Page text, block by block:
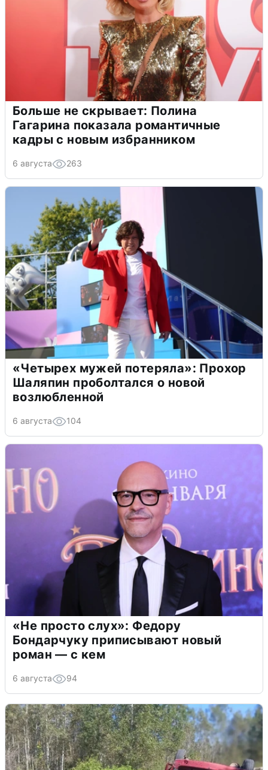
Больше не скрывает: Полина
Гагарина показала романтичные
кадры с новым избранником
6 августа 263
«Четырех мужей потеряла»: Прохор
Шаляпин проболтался о новой
возлюбленной
6 августа 104
«Не просто слух»: Федору
Бондарчуку приписывают новый
роман — с кем
6 августа 94